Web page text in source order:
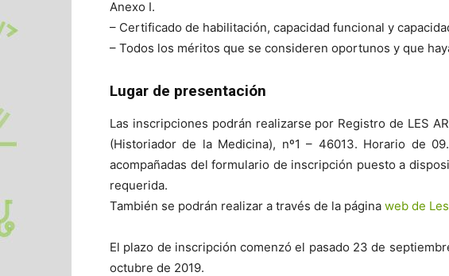
Anexo I.
– Certificado de habilitación, capacidad funcional y
– Todos los méritos que se consideren oportunos y que
Lugar de presentación
Las inscripciones podrán realizarse por Registro de LES
(Historiador de la Medicina), nº1 – 46013. Horario de
acompañadas del formulario de inscripción puesto a
requerida.
También se podrán realizar a través de la página web de
El plazo de inscripción comenzó el pasado 23 de
octubre de 2019.